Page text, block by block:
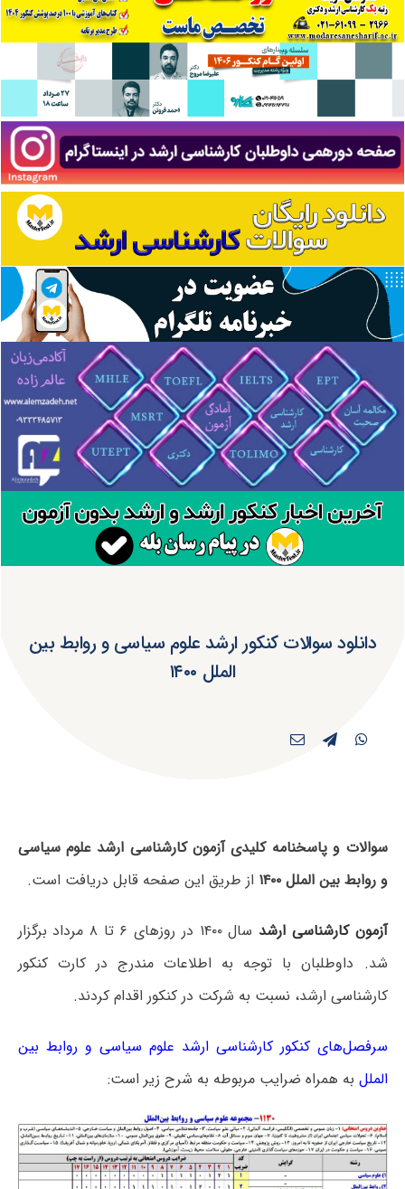
دانلود سوالات کنکور ارشد علوم سیاسی و روابط بین
الملل ۱۴۰۰
سوالات و پاسخنامه کلیدی آزمون کارشناسی ارشد علوم سیاسی
و روابط بین الملل ۱۴۰۰
از طریق این صفحه قابل دریافت است.
آزمون کارشناسی ارشد
سال ۱۴۰۰ در روزهای ۶ تا ۸ مرداد برگزار
شد. داوطلبان با توجه به اطلاعات مندرج در کارت کنکور
کارشناسی ارشد، نسبت به شرکت در کنکور اقدام کردند.
سرفصل‌های کنکور کارشناسی ارشد علوم سیاسی و روابط بین
الملل به همراه ضرایب مربوطه به شرح زیر است: